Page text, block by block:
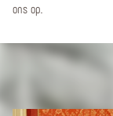
ons op.